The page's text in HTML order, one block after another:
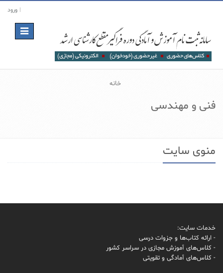
ورود
Toggle
navigation
خانه
فنی و مهندسی
منوی سایت
خدمات سایت:
- ارائه کتاب‌ها و جزوات درسی
- کلاس‌های آموزش مجازی در سراسر کشور
- کلاس‌های آمادگی و تقویتی